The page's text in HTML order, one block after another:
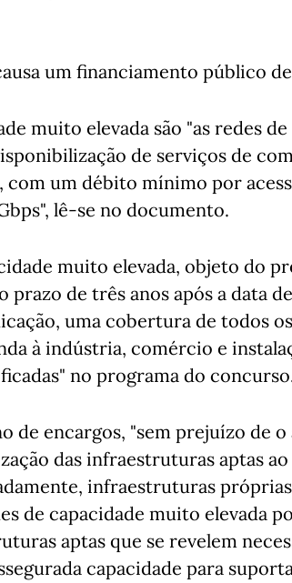
um financiamento público
muito elevada são "as redes
de serviços de
com um débito mínimo por
lê-se no documento.
muito elevada, objeto do
prazo de três anos após a data
uma cobertura de todos
à indústria, comércio e
no programa do
de encargos, "sem prejuízo de
das infraestruturas aptas
infraestruturas
de capacidade muito elevada
aptas que se revelem
capacidade para